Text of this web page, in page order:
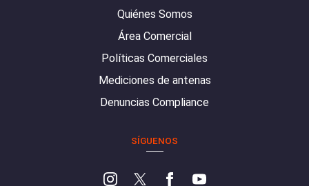
Quiénes Somos
Área Comercial
Políticas Comerciales
Mediciones de antenas
Denuncias Compliance
SÍGUENOS